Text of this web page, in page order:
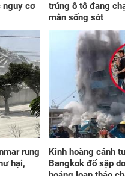
nguy cơ
trúng ô tô đang
mắn sống sót
rung
hại,
Kinh hoàng cảnh
Bangkok đổ sập